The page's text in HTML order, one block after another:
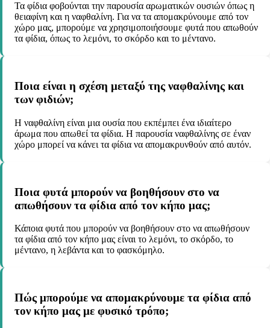
Τα φίδια φοβούνται την παρουσία αρωματικών ουσιών όπως η
θειαφίνη και η ναφθαλίνη. Για να τα απομακρύνουμε από τον
χώρο μας, μπορούμε να χρησιμοποιήσουμε φυτά που απωθούν
τα φίδια, όπως το λεμόνι, το σκόρδο και το μέντανο.
Ποια είναι η σχέση μεταξύ της ναφθαλίνης και
των φιδιών;
Η ναφθαλίνη είναι μια ουσία που εκπέμπει ένα ιδιαίτερο
άρωμα που απωθεί τα φίδια. Η παρουσία ναφθαλίνης σε έναν
χώρο μπορεί να κάνει τα φίδια να απομακρυνθούν από αυτόν.
Ποια φυτά μπορούν να βοηθήσουν στο να
απωθήσουν τα φίδια από τον κήπο μας;
Κάποια φυτά που μπορούν να βοηθήσουν στο να απωθήσουν
τα φίδια από τον κήπο μας είναι το λεμόνι, το σκόρδο, το
μέντανο, η λεβάντα και το φασκόμηλο.
Πώς μπορούμε να απομακρύνουμε τα φίδια από
τον κήπο μας με φυσικό τρόπο;